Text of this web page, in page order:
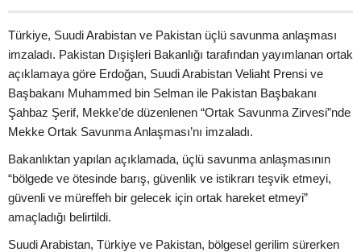
Türkiye, Suudi Arabistan ve Pakistan üçlü savunma anlaşması
imzaladı. Pakistan Dışişleri Bakanlığı tarafından yayımlanan ortak
açıklamaya göre Erdoğan, Suudi Arabistan Veliaht Prensi ve
Başbakanı Muhammed bin Selman ile Pakistan Başbakanı
Şahbaz Şerif, Mekke’de düzenlenen “Ortak Savunma Zirvesi”nde
Mekke Ortak Savunma Anlaşması’nı imzaladı.
Bakanlıktan yapılan açıklamada, üçlü savunma anlaşmasının
“bölgede ve ötesinde barış, güvenlik ve istikrarı teşvik etmeyi,
güvenli ve müreffeh bir gelecek için ortak hareket etmeyi”
amaçladığı belirtildi.
Suudi Arabistan, Türkiye ve Pakistan, bölgesel gerilim sürerken